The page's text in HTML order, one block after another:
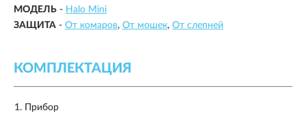
МОДЕЛЬ - Halo Mini
ЗАЩИТА - От комаров От мошек От слепней
КОМПЛЕКТАЦИЯ
Прибор